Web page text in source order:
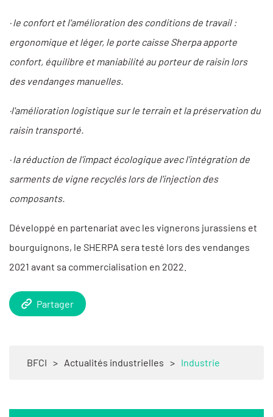
· le confort et l'amélioration des conditions de travail :
ergonomique et léger, le porte caisse Sherpa apporte
confort, équilibre et maniabilité au porteur de raisin lors
des vendanges manuelles.
·l'amélioration logistique sur le terrain et la préservation du
raisin transporté.
· la réduction de l'impact écologique avec l'intégration de
sarments de vigne recyclés lors de l'injection des
composants.
Développé en partenariat avec les vignerons jurassiens et
bourguignons, le SHERPA sera testé lors des vendanges
2021 avant sa commercialisation en 2022.
Partager
BFCI > Actualités industrielles > Industrie